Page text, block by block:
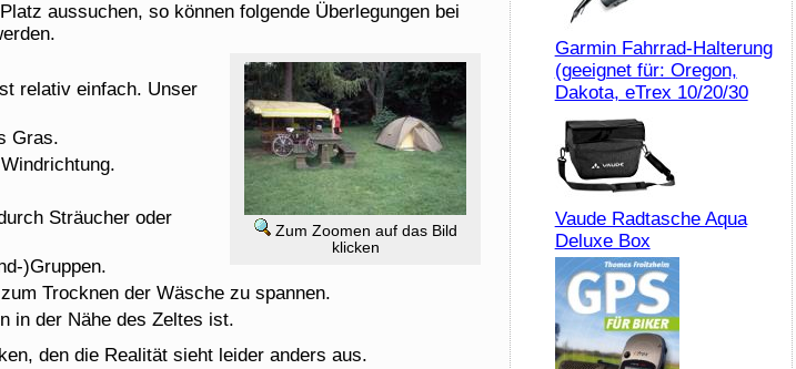
aussuchen, so können folgende Überlegungen bei
Zum Zoomen auf das Bild
klicken
relativ einfach. Unser
Gras.
Sträucher oder
)Gruppen.
Trocknen der Wäsche zu spannen.
in der Nähe des Zeltes ist.
den die Realität sieht leider anders aus.
Garmin Fahrrad-Halterung
(geeignet für: Oregon,
Dakota, eTrex 10/20/30
Vaude Radtasche Aqua
Deluxe Box